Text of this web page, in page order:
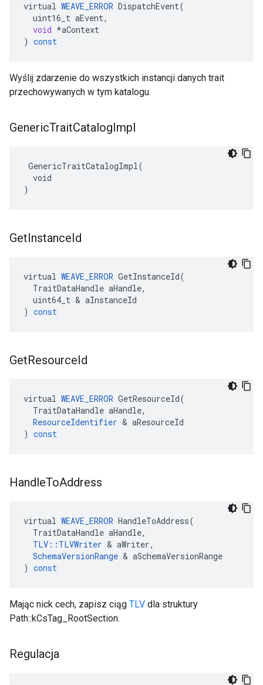
virtual WEAVE_ERROR DispatchEvent(
uint16_t aEvent,
void *aContext
) const
Wyślij zdarzenie do wszystkich instancji danych trait
przechowywanych w tym katalogu.
GenericTraitCatalogImpl
GenericTraitCatalogImpl(
  void
)
GetInstanceId
virtual WEAVE_ERROR GetInstanceId(
TraitDataHandle aHandle,
uint64_t & aInstanceId
) const
GetResourceId
virtual WEAVE_ERROR GetResourceId(
TraitDataHandle aHandle,
ResourceIdentifier & aResourceId
) const
HandleToAddress
virtual WEAVE_ERROR HandleToAddress(
TraitDataHandle aHandle,
TLV :: TLVWriter & aWriter,
SchemaVersionRange & aSchemaVersionRange
) const
Mając nick cech, zapisz ciąg TLV dla struktury
Path::kCsTag_RootSection.
Regulacja